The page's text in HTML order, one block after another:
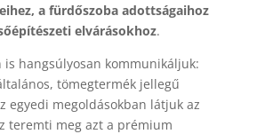
a fürdőszoba adottságaihoz
elvárásokhoz.
hangsúlyosan kommunikáljuk:
tömegtermék jellegű
egyedi megoldásokban látjuk az
teremti meg azt a prémium